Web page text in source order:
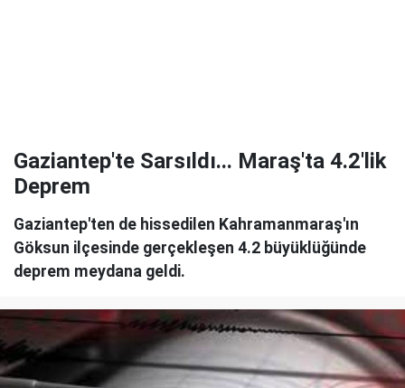
Gaziantep'te Sarsıldı... Maraş'ta 4.2'lik
Deprem
Gaziantep'ten de hissedilen Kahramanmaraş'ın
Göksun ilçesinde gerçekleşen 4.2 büyüklüğünde
deprem meydana geldi.